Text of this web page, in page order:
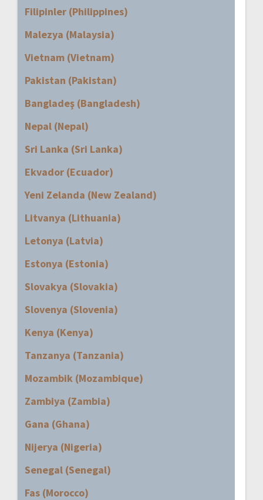
Filipinler (Philippines)
Malezya (Malaysia)
Vietnam (Vietnam)
Pakistan (Pakistan)
Bangladeş (Bangladesh)
Nepal (Nepal)
Sri Lanka (Sri Lanka)
Ekvador (Ecuador)
Yeni Zelanda (New Zealand)
Litvanya (Lithuania)
Letonya (Latvia)
Estonya (Estonia)
Slovakya (Slovakia)
Slovenya (Slovenia)
Kenya (Kenya)
Tanzanya (Tanzania)
Mozambik (Mozambique)
Zambiya (Zambia)
Gana (Ghana)
Nijerya (Nigeria)
Senegal (Senegal)
Fas (Morocco)